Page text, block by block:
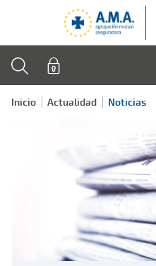
Inicio Actualidad Noticias